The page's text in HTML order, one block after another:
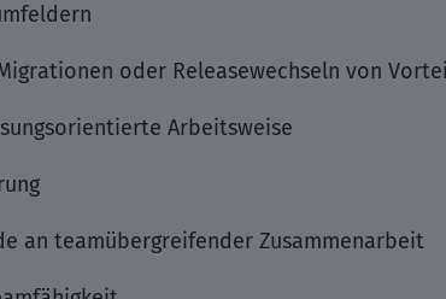
oder Releasewechseln von
Arbeitsweise
an teamübergreifender Zusammenarbeit